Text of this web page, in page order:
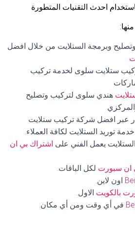
احدث التقنيات المتطورة
وبرمجة الستلايت من خلال افضل
ستلايت سلوى لخدمة تركيب
هندي سلوى لتركيب وتصليح
عبر افضل شركة تركيب ستلايت
توريد الستلايت لكافة العملاء.
يعمل الفني على اشتراك بي ان
ان سبورت لكل الباقات.
اون لاين.
بالكويت الاول.
في أي وقت ومن أي مكان.